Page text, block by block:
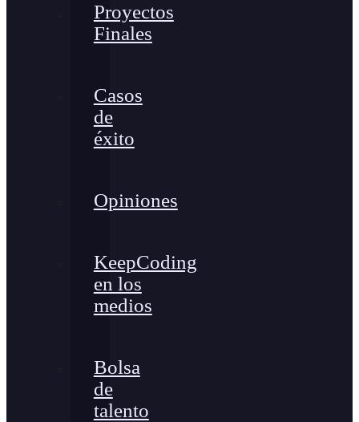
Proyectos
Finales
Casos
de
éxito
Opiniones
KeepCoding
en los
medios
Bolsa
de
talento